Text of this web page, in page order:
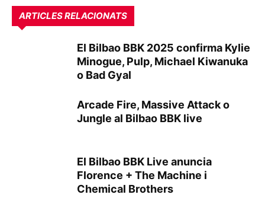
ARTICLES RELACIONATS
El Bilbao BBK 2025 confirma Kylie
Minogue, Pulp, Michael Kiwanuka
o Bad Gyal
Arcade Fire, Massive Attack o
Jungle al Bilbao BBK live
El Bilbao BBK Live anuncia
Florence + The Machine i
Chemical Brothers